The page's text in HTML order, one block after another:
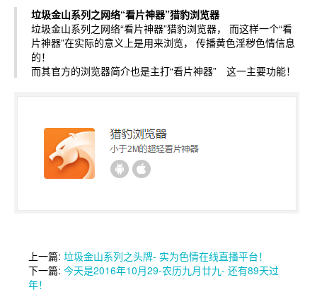
垃圾金山系列之网络“看片神器”猎豹浏览器
垃圾金山系列之网络“看片神器”猎豹浏览器， 而这样一个“看
片神器”在实际的意义上是用来浏览， 传播黄色淫秽色情信息
的！
而其官方的浏览器简介也是主打“看片神器” 这一主要功能！
上一篇: 垃圾金山系列之头牌- 实为色情在线直播平台！
下一篇: 今天是2016年10月29-农历九月廿九- 还有89天过
年！